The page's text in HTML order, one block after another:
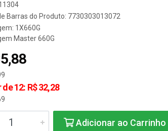
Barras do Produto: 7730303013072
1X660G
Master 660G
12: R$ 32,28
Adicionar ao Carrinho